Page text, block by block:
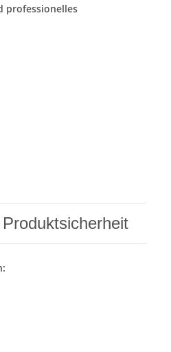
professionelles